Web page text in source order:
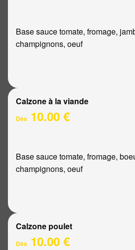
Base sauce tomate, fromage,
champignons, oeuf
Calzone à la viande
Dès 10.00 €
Base sauce tomate, fromage,
champignons, oeuf
Calzone poulet
Dès 10.00 €